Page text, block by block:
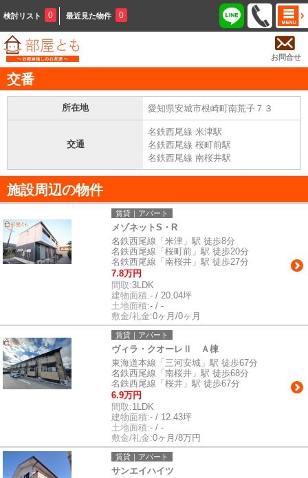
検討リスト 0 最近見た物件 0
お問合せ
交番
所在地 愛知県安城市根崎町南荒子７３
交通
名鉄西尾線 米津駅
名鉄西尾線 桜町前駅
名鉄西尾線 南桜井駅
施設周辺の物件
賃貸｜アパート
メゾネットS・R
名鉄西尾線「米津」駅 徒歩8分
名鉄西尾線「桜町前」駅 徒歩20分
名鉄西尾線「南桜井」駅 徒歩27分
7.8万円
間取:3LDK
建物面積:- / 20.04坪
土地面積:- / -
敷金/礼金:0ヶ月/0ヶ月
賃貸｜アパート
ヴィラ・クオーレⅡ Ａ棟
東海道本線「三河安城」駅 徒歩67分
名鉄西尾線「南桜井」駅 徒歩68分
名鉄西尾線「桜井」駅 徒歩67分
6.9万円
間取:1LDK
建物面積:- / 12.43坪
土地面積:- / -
敷金/礼金:0ヶ月/8万円
賃貸｜アパート
サンエイハイツ